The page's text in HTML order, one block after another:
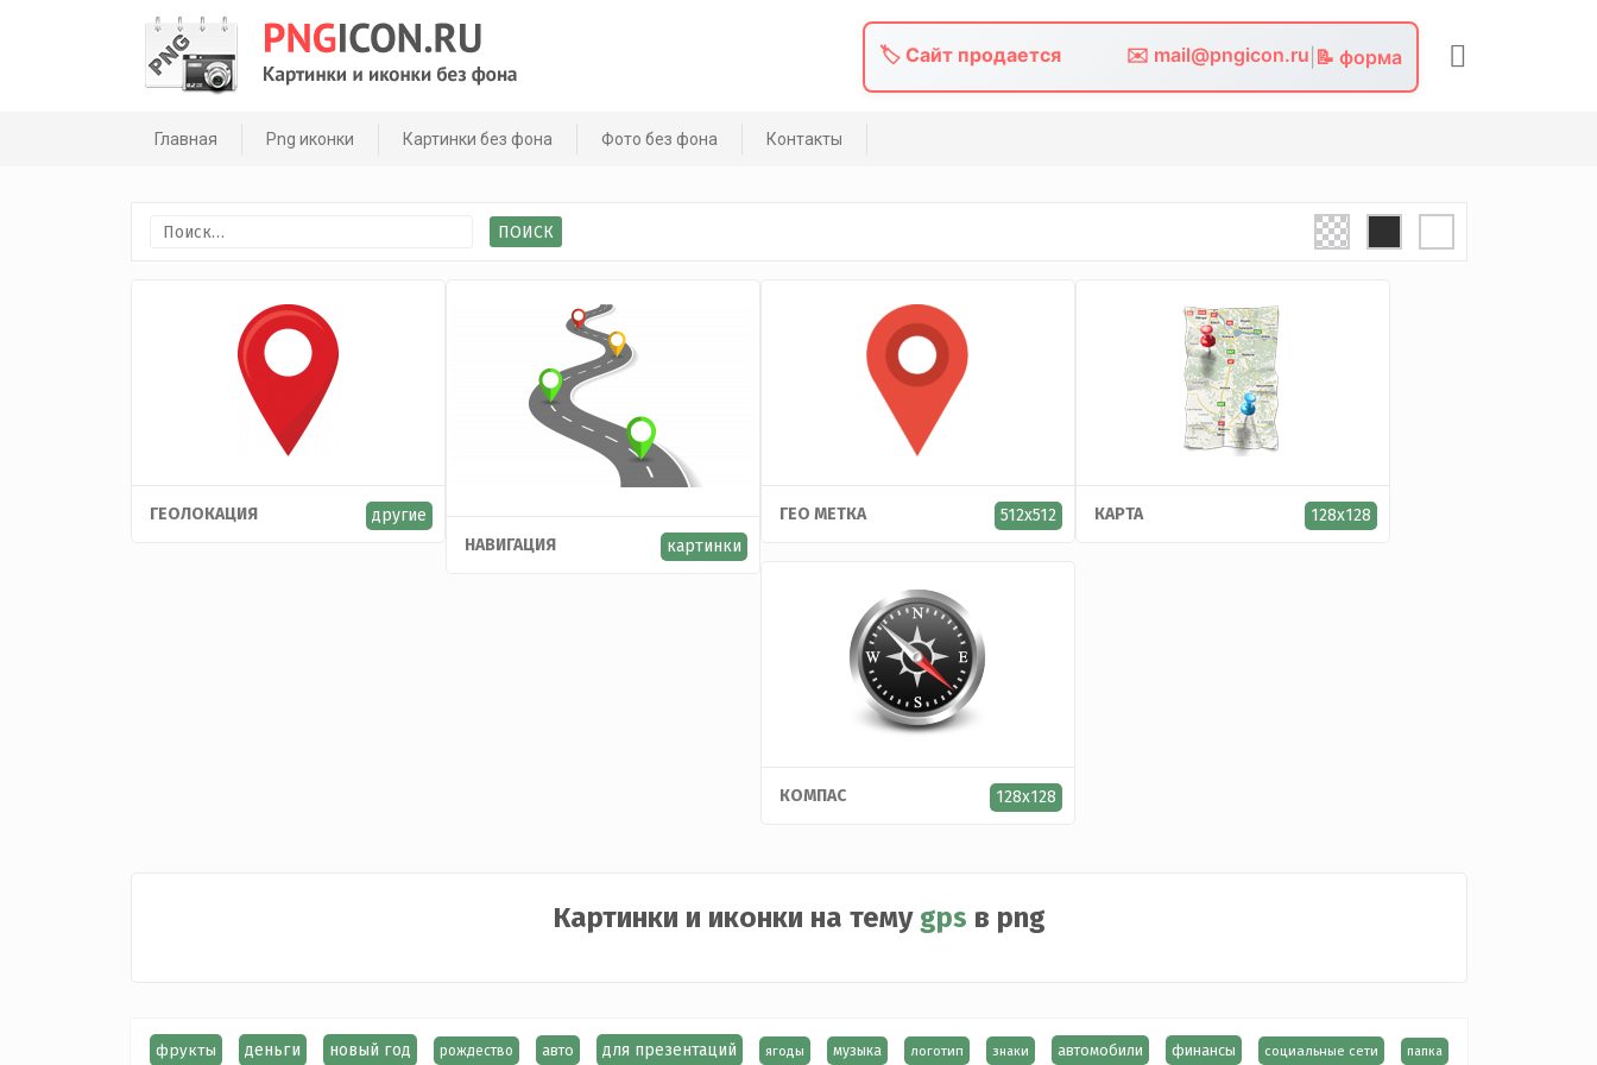
🏷️ Сайт продается ✉️ mail@pngicon.ru 📝 форма
Главная Png иконки Картинки без фона Фото без фона Контакты
Найти:
ГЕОЛОКАЦИЯ
другие
НАВИГАЦИЯ
картинки
ГЕО МЕТКА 512x512 КАРТА 128x128
КОМПАС 128x128
Картинки и иконки на тему gps в png
фрукты деньги новый год рождество авто для презентаций ягоды музыка логотип знаки автомобили финансы социальные сети папка